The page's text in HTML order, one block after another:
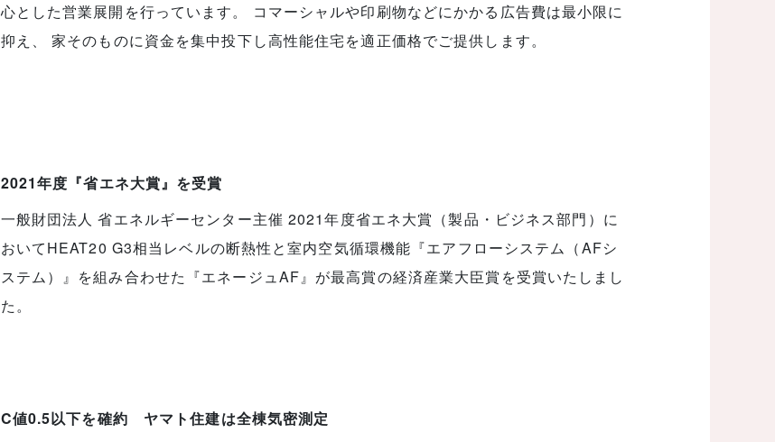
心とした営業展開を行っています。 コマーシャルや印刷物などにかかる広告費は最小限に
抑え、 家そのものに資金を集中投下し高性能住宅を適正価格でご提供します。
2021年度『省エネ大賞』を受賞
一般財団法人 省エネルギーセンター主催 2021年度省エネ大賞（製品・ビジネス部門）に
おいてHEAT20 G3相当レベルの断熱性と室内空気循環機能『エアフローシステム（AFシ
ステム）』を組み合わせた『エネージュAF』が最高賞の経済産業大臣賞を受賞いたしまし
た。
C値0.5以下を確約 ヤマト住建は全棟気密測定